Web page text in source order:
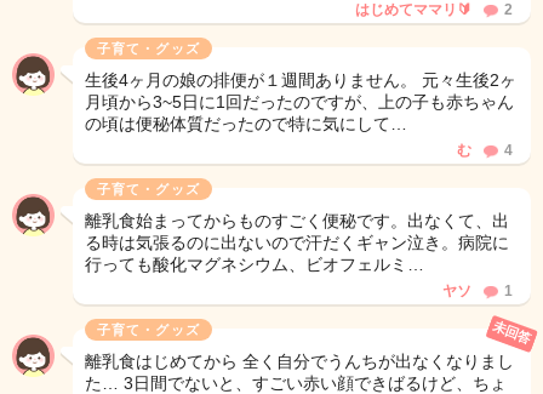
はじめてママリ🔰 2
子育て・グッズ
生後4ヶ月の娘の排便が１週間ありません。 元々生後2ヶ
月頃から3~5日に1回だったのですが、上の子も赤ちゃん
の頃は便秘体質だったので特に気にして…
む 4
子育て・グッズ
離乳食始まってからものすごく便秘です。出なくて、出
る時は気張るのに出ないので汗だくギャン泣き。病院に
行っても酸化マグネシウム、ビオフェルミ…
ヤソ 1
子育て・グッズ
離乳食はじめてから 全く自分でうんちが出なくなりまし
た… 3日間でないと、すごい赤い顔できばるけど、ちょ
未回答